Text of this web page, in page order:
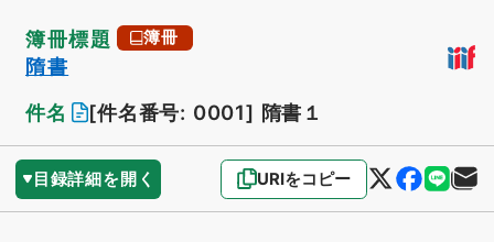
簿冊標題 簿冊
隋書
件名
[件名番号: 0001] 隋書１
目録詳細を開く URIをコピー